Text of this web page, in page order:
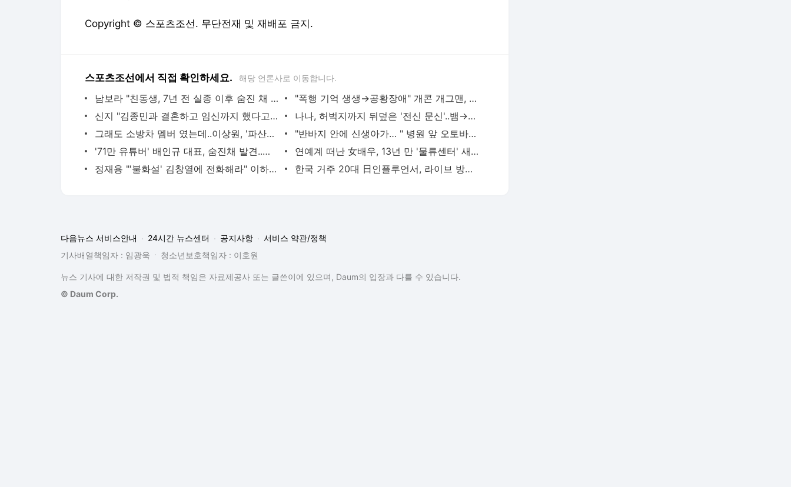
Copyright © 스포츠조선. 무단전재 및 재배포 금지.
스포츠조선에서 직접 확인하세요. 해당 언론사로 이동합니다.
남보라 "친동생, 7년 전 실종 이후 숨진 채 발견..고통, 평생 갈 것" 눈물
"폭행 기억 생생→공황장애" 개콘 개그맨, 사라졌던 이유
신지 "김종민과 결혼하고 임신까지 했다고..엄마도 의심해"
나나, 허벅지까지 뒤덮은 '전신 문신'..뱀→거미·나비가 한가득!
그래도 소방차 멤버 였는데..이상원, '파산선고·5평 단칸방 살이→월매출 9천만원' 눈물의 재기담
"반바지 안에 신생아가… " 병원 앞 오토바이에서 출산
'71만 유튜버' 배인규 대표, 숨진채 발견..이혼→마약 투약 혐의후 우울증 앓아
연예계 떠난 女배우, 13년 만 '물류센터' 새벽 알바 포착 "지옥 같았다"
정재용 "'불화설' 김창열에 전화해라" 이하늘 제안에 단호한 거절
한국 거주 20대 日인플루언서, 라이브 방송 도중 사망..시청자들 목격 '충격'
다음뉴스 서비스안내 24시간 뉴스센터 공지사항
서비스 약관/정책
기사배열책임자 : 임광욱
청소년보호책임자 : 이호원
뉴스 기사에 대한 저작권 및 법적 책임은 자료제공사 또는 글쓴이에 있으며, Daum의 입장과 다를 수 있습니다.
© Daum Corp.